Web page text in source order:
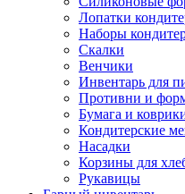
Лопатки
Наборы
Скалки
Венчики
Инвентарь для
Противни и
Бумага и
Кондитерские
Насадки
Корзины для
Рукавицы